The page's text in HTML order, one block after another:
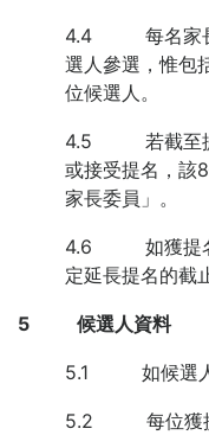
4.4 每名家長
選人參選，惟包
位候選人。
4.5 若截至提
或接受提名，該
家長委員」。
4.6 如獲提名
定延長提名的截
5 候選人資料
5.1 如候選人
5.2 每位獲提